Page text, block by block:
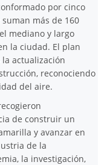
por cinco
más de 160
mediano y largo
la ciudad. El plan
actualización
reconociendo
del aire.
de construir un
y avanzar en
de la
la investigación,